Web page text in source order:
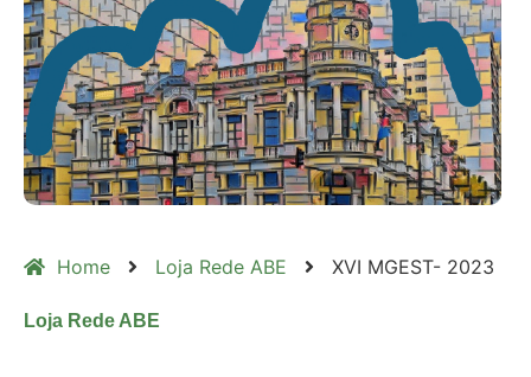
Home Loja Rede ABE XVI MGEST- 2023
Loja Rede ABE